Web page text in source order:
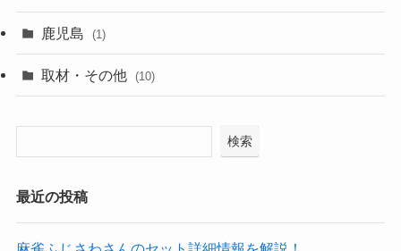
鹿児島 (1)
取材・その他 (10)
検索
最近の投稿